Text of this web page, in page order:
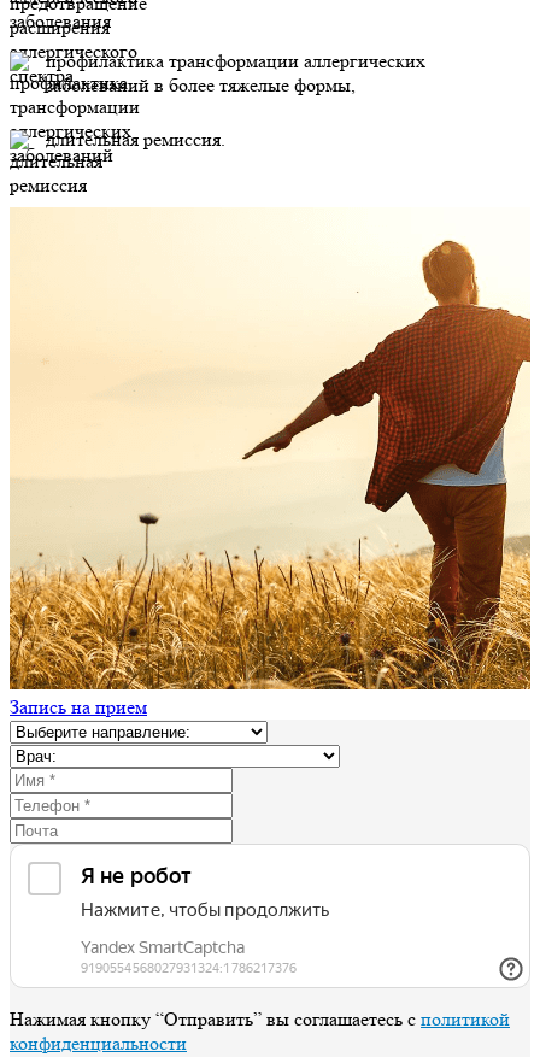
профилактика трансформации аллергических
заболеваний в более тяжелые формы,
длительная ремиссия.
Запись на прием
Нажимая кнопку “Отправить” вы соглашаетесь с политикой
конфиденциальности